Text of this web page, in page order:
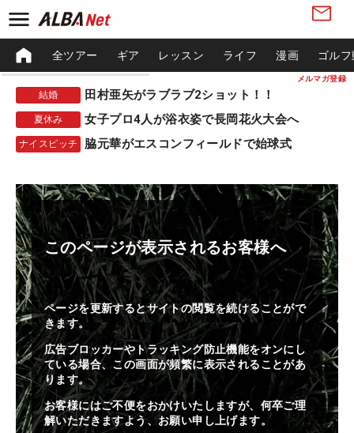
メルマガ登録
全ツアー ギア レッスン ライフ 漫画 ゴル
結婚 田村亜矢がラブラブ2ショット！！
夏休み 女子プロ4人が浴衣姿で長岡花火大会へ
ナイスピッチ 脇元華がエスコンフィールドで始球式
このページが表示されるお客様へ
ページを更新するとサイトの閲覧を続けることがで
きます。
広告ブロッカーやトラッキング防止機能をオンにし
ている場合、この画面が頻繁に表示されることがあ
ります。
お客様にはご不便をおかけいたしますが、何卒ご理
解いただきますよう、お願い申し上げます。